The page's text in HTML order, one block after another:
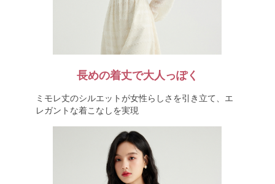
長めの着丈で大人っぽく
ミモレ丈のシルエットが女性らしさを引き立て、エ
レガントな着こなしを実現